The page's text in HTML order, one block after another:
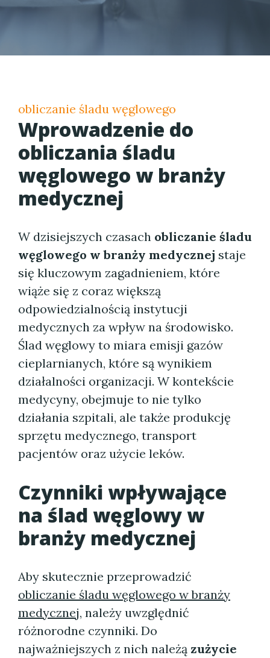
obliczanie śladu węglowego
Wprowadzenie do
obliczania śladu
węglowego w branży
medycznej
W dzisiejszych czasach obliczanie śladu
węglowego w branży medycznej staje
się kluczowym zagadnieniem, które
wiąże się z coraz większą
odpowiedzialnością instytucji
medycznych za wpływ na środowisko.
Ślad węglowy to miara emisji gazów
cieplarnianych, które są wynikiem
działalności organizacji. W kontekście
medycyny, obejmuje to nie tylko
działania szpitali, ale także produkcję
sprzętu medycznego, transport
pacjentów oraz użycie leków.
Czynniki wpływające
na ślad węglowy w
branży medycznej
Aby skutecznie przeprowadzić
obliczanie śladu węglowego w branży
medycznej, należy uwzględnić
różnorodne czynniki. Do
najważniejszych z nich należą zużycie